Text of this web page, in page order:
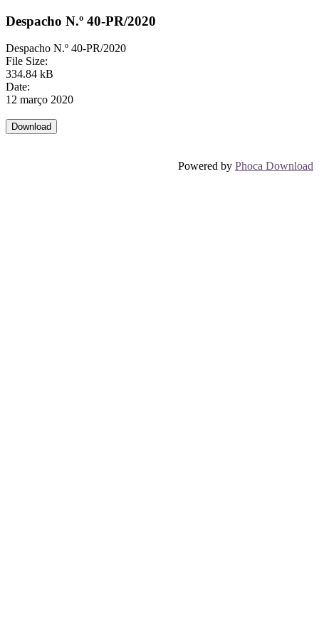
Despacho N.º 40-PR/2020
Despacho N.º 40-PR/2020
File Size:
334.84 kB
Date:
12 março 2020
Powered by Phoca Download